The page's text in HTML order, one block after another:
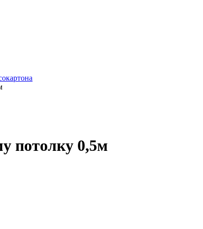
потолку 0,5м